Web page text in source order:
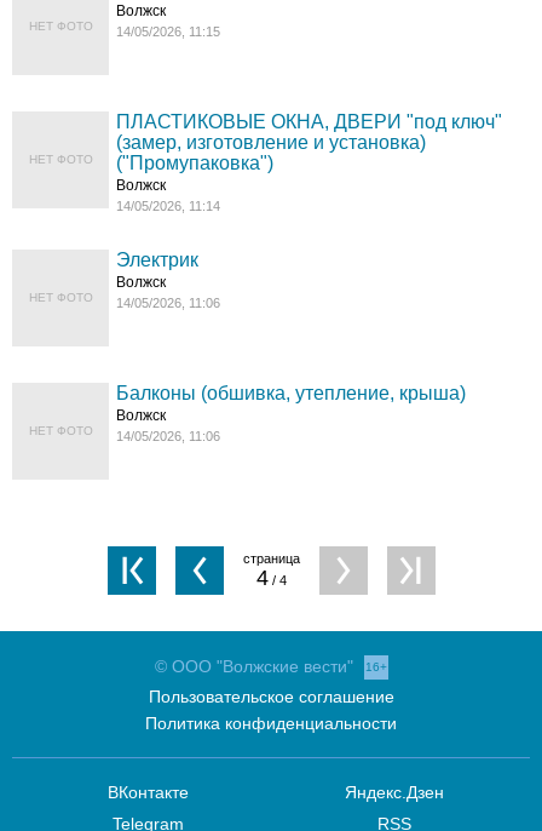
НЕТ ФОТО
Волжск
14/05/2026, 11:15
НЕТ ФОТО
ПЛАСТИКОВЫЕ ОКНА, ДВЕРИ "под ключ"
(замер, изготовление и установка)
("Промупаковка")
Волжск
14/05/2026, 11:14
НЕТ ФОТО
Электрик
Волжск
14/05/2026, 11:06
НЕТ ФОТО
Балконы (обшивка, утепление, крыша)
Волжск
14/05/2026, 11:06
4/ 4
© ООО "Волжские вести" 16+
Пользовательское соглашение
Политика конфиденциальности
ВКонтакте
Telegram
Яндекс.Дзен
RSS